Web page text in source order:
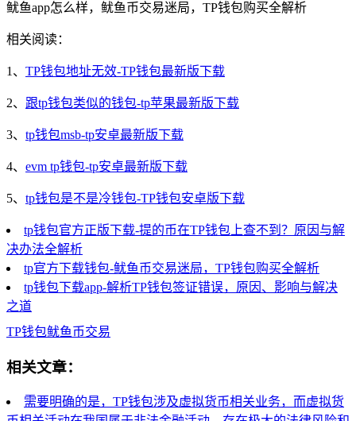
鱿鱼app怎么样，鱿鱼币交易迷局，TP钱包购买全解析
相关阅读：
1、 TP钱包地址无效-TP钱包最新版下载
2、 跟tp钱包类似的钱包-tp苹果最新版下载
3、 tp钱包msb-tp安卓最新版下载
4、 evm tp钱包-tp安卓最新版下载
5、 tp钱包是不是冷钱包-TP钱包安卓版下载
tp钱包官方正版下载-提的币在TP钱包上查不到？原因与解
决办法全解析
tp官方下载钱包-鱿鱼币交易迷局，TP钱包购买全解析
tp钱包下载app-解析TP钱包签证错误，原因、影响与解决
之道
TP钱包鱿鱼币交易
相关文章：
需要明确的是，TP钱包涉及虚拟货币相关业务，而虚拟货